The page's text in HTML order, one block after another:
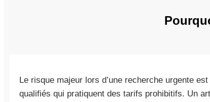
Le risque majeur lors d’une recherche urgente
qualifiés qui pratiquent des tarifs prohibitifs. Un